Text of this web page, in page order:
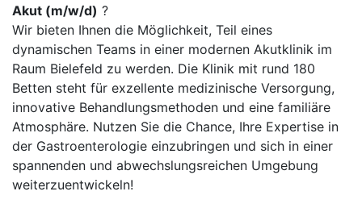
Akut (m/w/d) ?
Wir bieten Ihnen die Möglichkeit, Teil eines
dynamischen Teams in einer modernen Akutklinik im
Raum Bielefeld zu werden. Die Klinik mit rund 180
Betten steht für exzellente medizinische Versorgung,
innovative Behandlungsmethoden und eine familiäre
Atmosphäre. Nutzen Sie die Chance, Ihre Expertise in
der Gastroenterologie einzubringen und sich in einer
spannenden und abwechslungsreichen Umgebung
weiterzuentwickeln!